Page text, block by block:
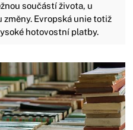
součástí života, u
Evropská unie totiž
hotovostní platby.